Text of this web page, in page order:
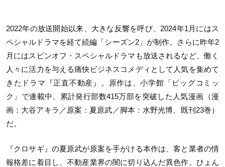
2022年の放送開始以来、大きな反響を呼び、2024年1月にはス
ペシャルドラマを経て続編「シーズン2」が制作。さらに昨年2
月にはスピンオフ・スペシャルドラマも放送されるなど、働く
人々に活力を与える痛快ビジネスコメディとして人気を集めて
きたドラマ『正直不動産』。原作は、小学館「ビッグコミッ
ク」で連載中、累計発行部数415万部を突破した人気漫画（漫
画：大谷アキラ／原案：夏原武／脚本：水野光博、既刊23巻）
だ。
『クロサギ』の夏原武が原案を手がける本作は、客と業者の情
報格差に着目し、不動産業界の闇に切り込んだ異色作。ひょん